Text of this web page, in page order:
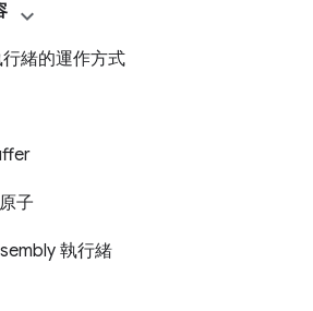
緒的運作方式
子
執行緒